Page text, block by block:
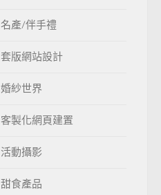
名產/伴手禮
套版網站設計
婚紗世界
客製化網頁建置
活動攝影
甜食產品